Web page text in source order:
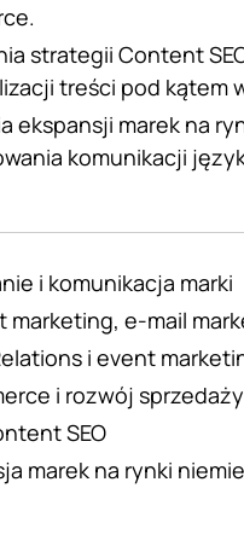
strategii Content
treści pod kątem
ekspansji marek na
komunikacji
i komunikacja marki
marketing, e-mail
i event
i rozwój
SEO
marek na rynki